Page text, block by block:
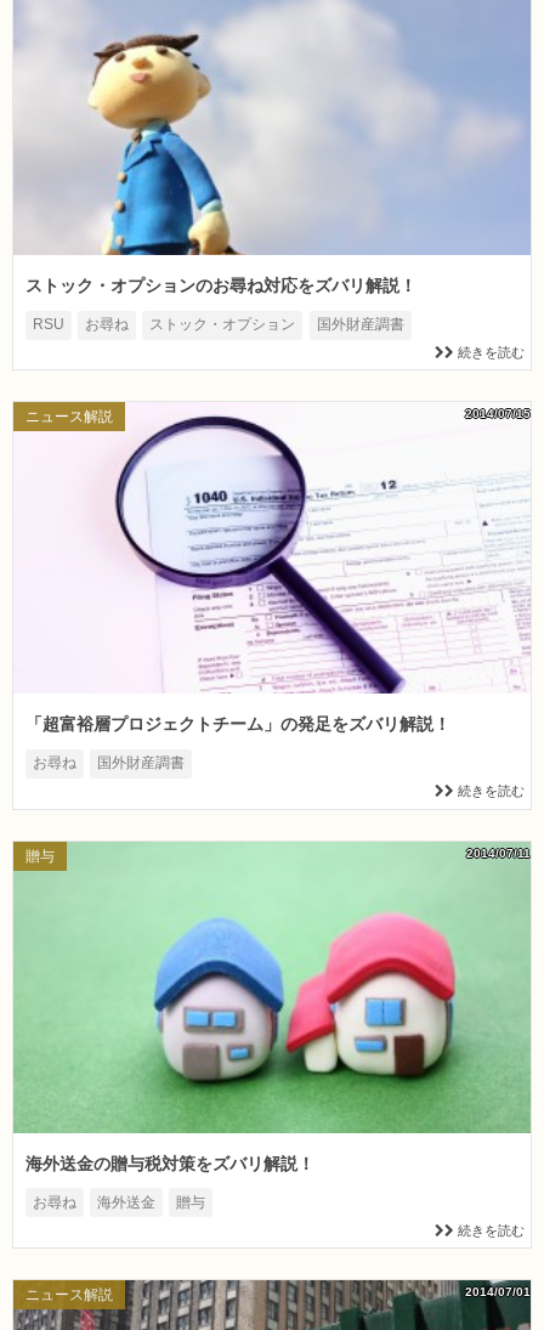
ストック・オプションのお尋ね対応をズバリ解説！
RSU お尋ね ストック・オプション 国外財産調書
続きを読む
ニュース解説 2014/07/15
「超富裕層プロジェクトチーム」の発足をズバリ解説！
お尋ね 国外財産調書
続きを読む
贈与 2014/07/11
海外送金の贈与税対策をズバリ解説！
お尋ね 海外送金 贈与
続きを読む
ニュース解説 2014/07/01